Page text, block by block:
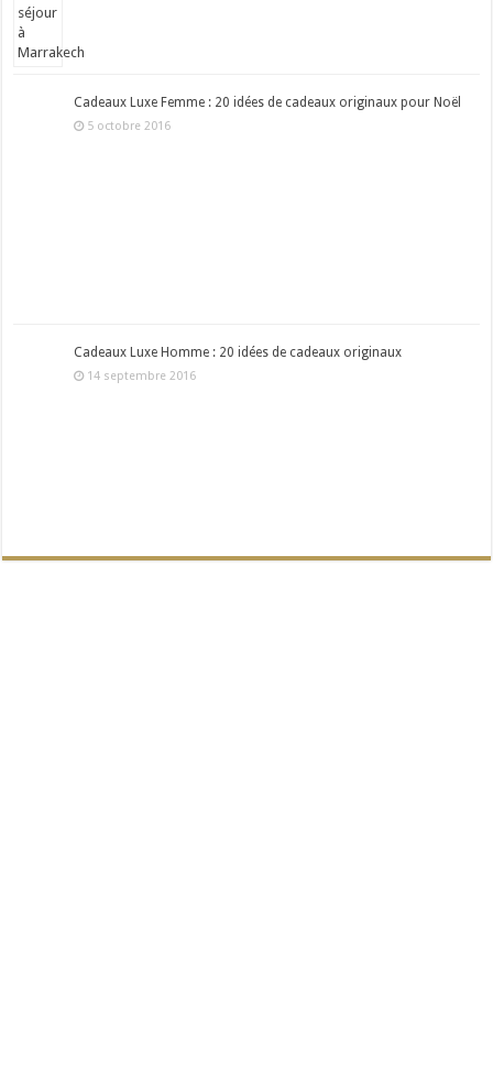
Cadeaux Luxe Femme : 20 idées de cadeaux originaux pour Noël
5 octobre 2016
Cadeaux Luxe Homme : 20 idées de cadeaux originaux
14 septembre 2016